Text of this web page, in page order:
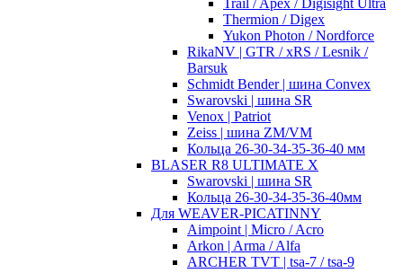
Trail / Apex / Digisight Ultra
Thermion / Digex
Yukon Photon / Nordforce
RikaNV | GTR / xRS / Lesnik /
Barsuk
Schmidt Bender | шина Convex
Swarovski | шина SR
Venox | Patriot
Zeiss | шина ZM/VM
Кольца 26-30-34-35-36-40 мм
BLASER R8 ULTIMATE X
Swarovski | шина SR
Кольца 26-30-34-35-36-40мм
Для WEAVER-PICATINNY
Aimpoint | Micro / Acro
Arkon | Arma / Alfa
ARCHER TVT | tsa-7 / tsa-9